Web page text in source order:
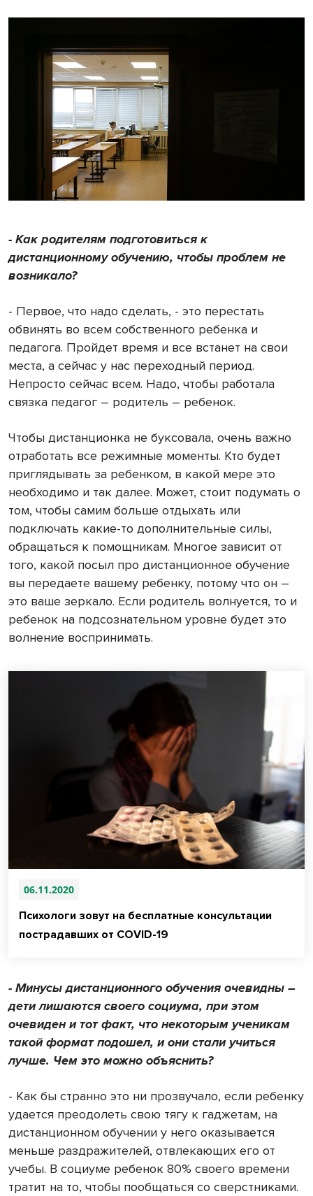
- Как родителям подготовиться к
дистанционному обучению, чтобы проблем не
возникало?
- Первое, что надо сделать, - это перестать
обвинять во всем собственного ребенка и
педагога. Пройдет время и все встанет на свои
места, а сейчас у нас переходный период.
Непросто сейчас всем. Надо, чтобы работала
связка педагог – родитель – ребенок.
Чтобы дистанционка не буксовала, очень важно
отработать все режимные моменты. Кто будет
приглядывать за ребенком, в какой мере это
необходимо и так далее. Может, стоит подумать о
том, чтобы самим больше отдыхать или
подключать какие-то дополнительные силы,
обращаться к помощникам. Многое зависит от
того, какой посыл про дистанционное обучение
вы передаете вашему ребенку, потому что он –
это ваше зеркало. Если родитель волнуется, то и
ребенок на подсознательном уровне будет это
волнение воспринимать.
06.11.2020
Психологи зовут на бесплатные консультации
пострадавших от COVID-19
- Минусы дистанционного обучения очевидны –
дети лишаются своего социума, при этом
очевиден и тот факт, что некоторым ученикам
такой формат подошел, и они стали учиться
лучше. Чем это можно объяснить?
- Как бы странно это ни прозвучало, если ребенку
удается преодолеть свою тягу к гаджетам, на
дистанционном обучении у него оказывается
меньше раздражителей, отвлекающих его от
учебы. В социуме ребенок 80% своего времени
тратит на то, чтобы пообщаться со сверстниками.